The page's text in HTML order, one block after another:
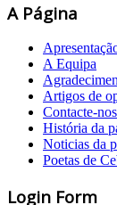
A Página
A Equipa
Artigos de
Contacte-nos
História da
Noticias da
Poetas de
Login Form